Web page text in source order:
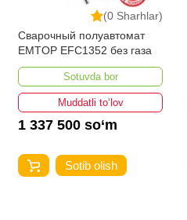
(0 Sharhlar)
Сварочный полуавтомат
EMTOP EFC1352 без газа
Sotuvda bor
Muddatli to‘lov
1 337 500 so‘m
Sotib olish